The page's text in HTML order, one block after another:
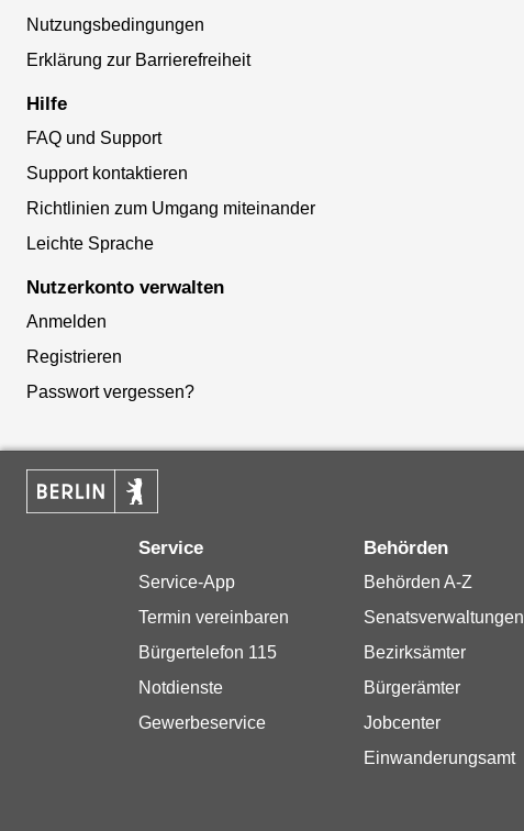
Nutzungsbedingungen
Erklärung zur Barrierefreiheit
Hilfe
FAQ und Support
Support kontaktieren
Richtlinien zum Umgang miteinander
Leichte Sprache
Nutzerkonto verwalten
Anmelden
Registrieren
Passwort vergessen?
Service
Service-App
Termin vereinbaren
Bürgertelefon 115
Notdienste
Gewerbeservice
Behörden
Behörden A-Z
Senatsverwaltungen
Bezirksämter
Bürgerämter
Jobcenter
Einwanderungsamt